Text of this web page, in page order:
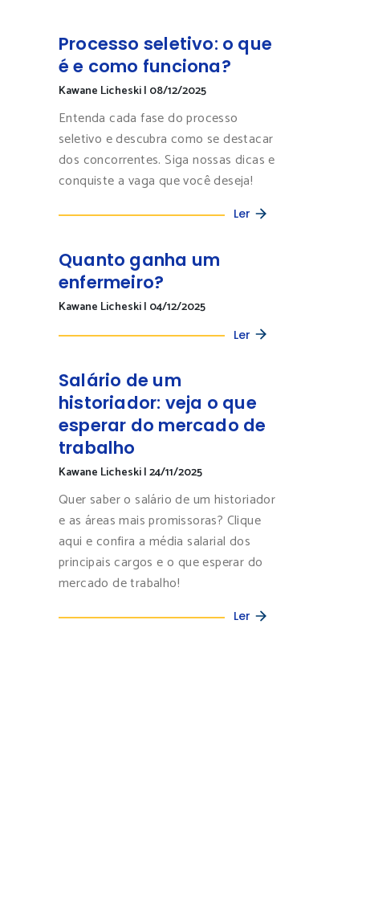
Processo seletivo: o que
é e como funciona?
Kawane Licheski| 08/12/2025
Entenda cada fase do processo
seletivo e descubra como se destacar
dos concorrentes. Siga nossas dicas e
conquiste a vaga que você deseja!
Ler
Quanto ganha um
enfermeiro?
Kawane Licheski| 04/12/2025
Ler
Salário de um
historiador: veja o que
esperar do mercado de
trabalho
Kawane Licheski|24/11/2025
Quer saber o salário de um historiador
e as áreas mais promissoras? Clique
aqui e confira a média salarial dos
principais cargos e o que esperar do
mercado de trabalho!
Ler